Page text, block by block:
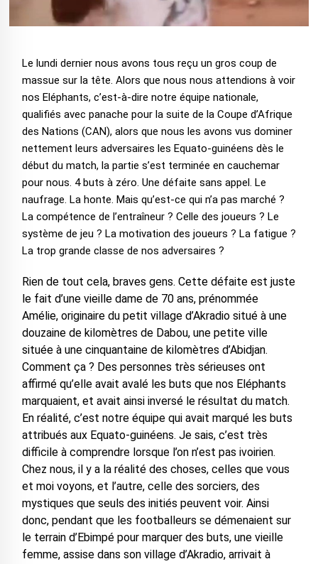
Le lundi dernier nous avons tous reçu un gros coup de
massue sur la tête. Alors que nous nous attendions à voir
nos Eléphants, c’est-à-dire notre équipe nationale,
qualifiés avec panache pour la suite de la Coupe d’Afrique
des Nations (CAN), alors que nous les avons vus dominer
nettement leurs adversaires les Equato-guinéens dès le
début du match, la partie s’est terminée en cauchemar
pour nous. 4 buts à zéro. Une défaite sans appel. Le
naufrage. La honte. Mais qu’est-ce qui n’a pas marché ?
La compétence de l’entraîneur ? Celle des joueurs ? Le
système de jeu ? La motivation des joueurs ? La fatigue ?
La trop grande classe de nos adversaires ?
Rien de tout cela, braves gens. Cette défaite est juste
le fait d’une vieille dame de 70 ans, prénommée
Amélie, originaire du petit village d’Akradio situé à une
douzaine de kilomètres de Dabou, une petite ville
située à une cinquantaine de kilomètres d’Abidjan.
Comment ça ? Des personnes très sérieuses ont
affirmé qu’elle avait avalé les buts que nos Eléphants
marquaient, et avait ainsi inversé le résultat du match.
En réalité, c’est notre équipe qui avait marqué les buts
attribués aux Equato-guinéens. Je sais, c’est très
difficile à comprendre lorsque l’on n’est pas ivoirien.
Chez nous, il y a la réalité des choses, celles que vous
et moi voyons, et l’autre, celle des sorciers, des
mystiques que seuls des initiés peuvent voir. Ainsi
donc, pendant que les footballeurs se démenaient sur
le terrain d’Ebimpé pour marquer des buts, une vieille
femme, assise dans son village d’Akradio, arrivait à